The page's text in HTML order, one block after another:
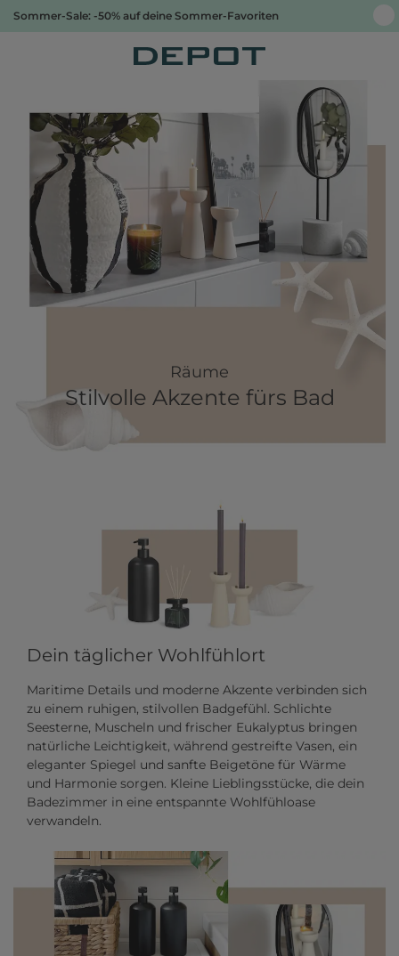
Sommer-Sale: -50% auf deine Sommer-Favoriten
Stilvolle Akzente fürs Bad
Räume
Dein täglicher Wohlfühlort
Maritime Details und moderne Akzente verbinden sich
zu einem ruhigen, stilvollen Badgefühl. Schlichte
Seesterne, Muscheln und frischer Eukalyptus bringen
natürliche Leichtigkeit, während gestreifte Vasen, ein
eleganter Spiegel und sanfte Beigetöne für Wärme
und Harmonie sorgen. Kleine Lieblingsstücke, die dein
Badezimmer in eine entspannte Wohlfühloase
verwandeln.